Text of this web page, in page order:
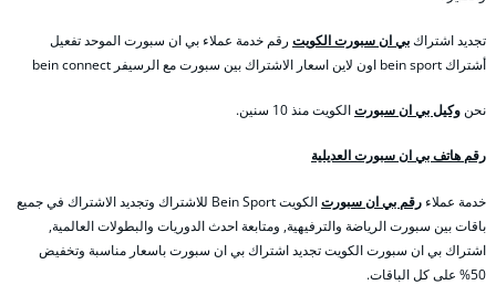
تجديد اشتراكبي ان سبورت الكويت رقم خدمة عملاء بي ان سبورت الموحد تفعيل
أشتراك bein sport اون لاين اسعار الاشتراك بين سبورت مع الرسيفر bein connect
نحنوكيل بي ان سبورتالكويت منذ 10 سنين.
رقم هاتف بي ان سبورت العديلية
خدمة عملاء رقم بي ان سبورت
الكويت Bein Sport للاشتراك وتجديد الاشتراك في جميع
باقات بين سبورت الرياضة والترفيهية, ومتابعة احدث الدوريات والبطولات العالمية,
اشتراك بي ان سبورت الكويت تجديد اشتراك بي ان سبورت باسعار مناسبة وتخفيض
50% على كل الباقات.